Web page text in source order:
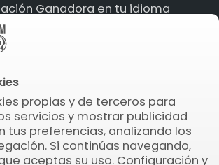
Ganadora en tu idioma
Descarga la APP
propias y de terceros para
servicios y mostrar publicidad
tus preferencias, analizando los
Si continúas navegando,
aceptas su uso. Configuración y